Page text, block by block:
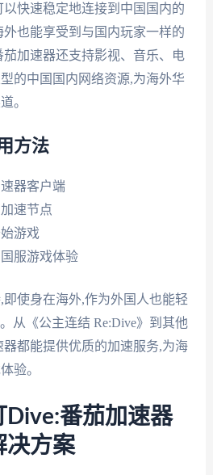
快速稳定地连接到中国国内的
也能享受到与国内玩家一样的
加速器还支持影视、音乐、电
的中国国内网络资源,为海外华
。
方法
器客户端
速节点
游戏
服游戏体验
使身在海外,作为外国人也能轻
从《公主连结 Re:Dive》到其他
都能提供优质的加速服务,为海
验。
Dive:番茄加速器
决方案